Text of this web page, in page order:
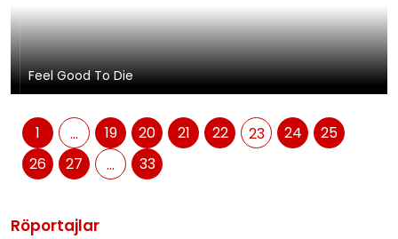
Feel Good To Die
1 ... 19 20 21 22 23 24
25
26
27 ... 33
Röportajlar